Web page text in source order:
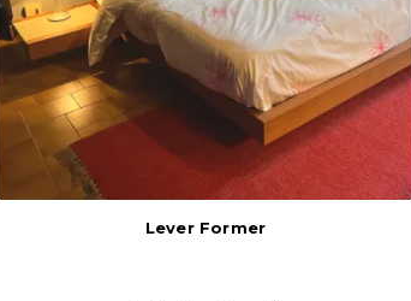
Lever Former